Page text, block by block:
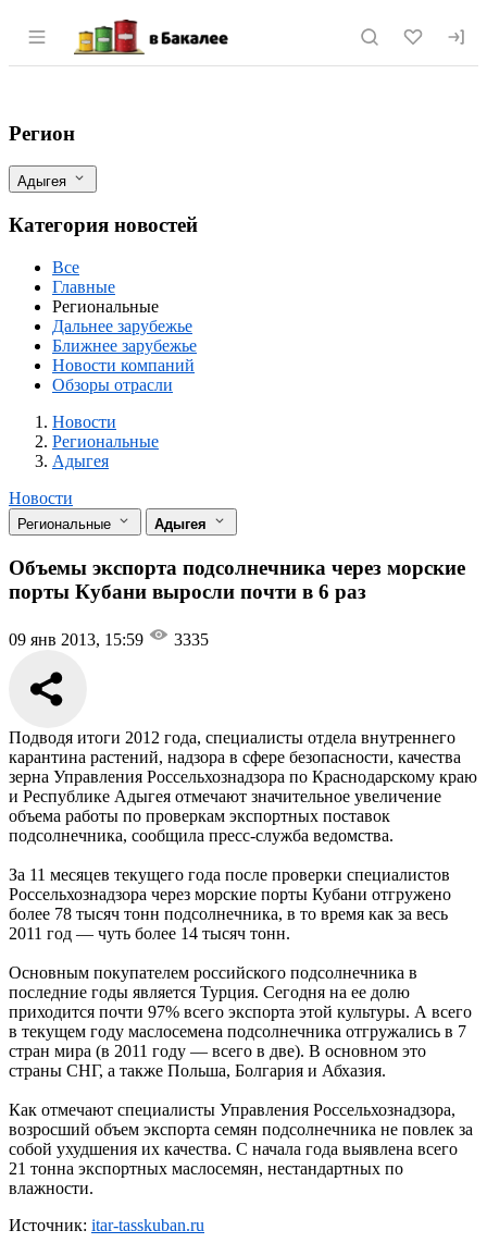
Раздел навигации по сайту vbakalee.ru
Объемы экспорта подсолнечника
Фильтры
Регион
Адыгея
Категория новостей
Все
Главные
Региональные
Дальнее зарубежье
Ближнее зарубежье
Новости компаний
Обзоры отрасли
Новости
Разделы
Новости
Региональные
Адыгея
Новости
Региональные Адыгея
Объемы экспорта подсолнечника через морские
порты Кубани выросли почти в 6 раз
09 янв 2013, 15:59 3335
Подводя итоги 2012 года, специалисты отдела внутреннего
карантина растений, надзора в сфере безопасности, качества
зерна Управления Россельхознадзора по Краснодарскому краю
и Республике Адыгея отмечают значительное увеличение
объема работы по проверкам экспортных поставок
подсолнечника, сообщила пресс-служба ведомства.
За 11 месяцев текущего года после проверки специалистов
Россельхознадзора через морские порты Кубани отгружено
более 78 тысяч тонн подсолнечника, в то время как за весь
2011 год — чуть более 14 тысяч тонн.
Основным покупателем российского подсолнечника в
последние годы является Турция. Сегодня на ее долю
приходится почти 97% всего экспорта этой культуры. А всего
в текущем году маслосемена подсолнечника отгружались в 7
стран мира (в 2011 году — всего в две). В основном это
страны СНГ, а также Польша, Болгария и Абхазия.
Как отмечают специалисты Управления Россельхознадзора,
возросший объeм экспорта семян подсолнечника не повлeк за
собой ухудшения их качества. С начала года выявлена всего
21 тонна экспортных маслосемян, нестандартных по
влажности.
Источник: itar-tasskuban.ru